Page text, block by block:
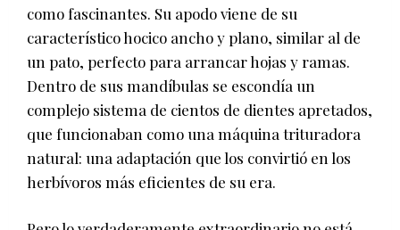
como fascinantes. Su apodo viene de su
característico hocico ancho y plano, similar al de
un pato, perfecto para arrancar hojas y ramas.
Dentro de sus mandíbulas se escondía un
complejo sistema de cientos de dientes apretados,
que funcionaban como una máquina trituradora
natural: una adaptación que los convirtió en los
herbívoros más eficientes de su era.